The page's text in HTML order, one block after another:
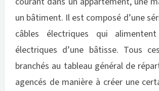
un bâtiment. Il est composé d’une
câbles électriques qui
électriques d’une bâtisse. Tous
branchés au tableau général de
agencés de manière à créer une